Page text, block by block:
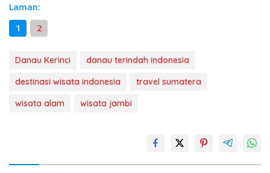
Laman:
1
2
Danau Kerinci
danau terindah indonesia
destinasi wisata indonesia
travel sumatera
wisata alam
wisata jambi